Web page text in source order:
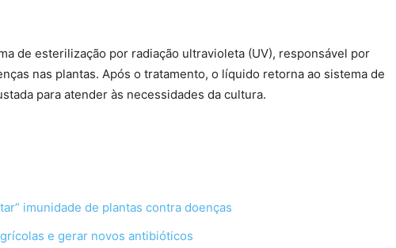
de esterilização por radiação ultravioleta (UV), responsável por
nas plantas. Após o tratamento, o líquido retorna ao sistema de
para atender às necessidades da cultura.
imunidade de plantas contra doenças
e gerar novos antibióticos